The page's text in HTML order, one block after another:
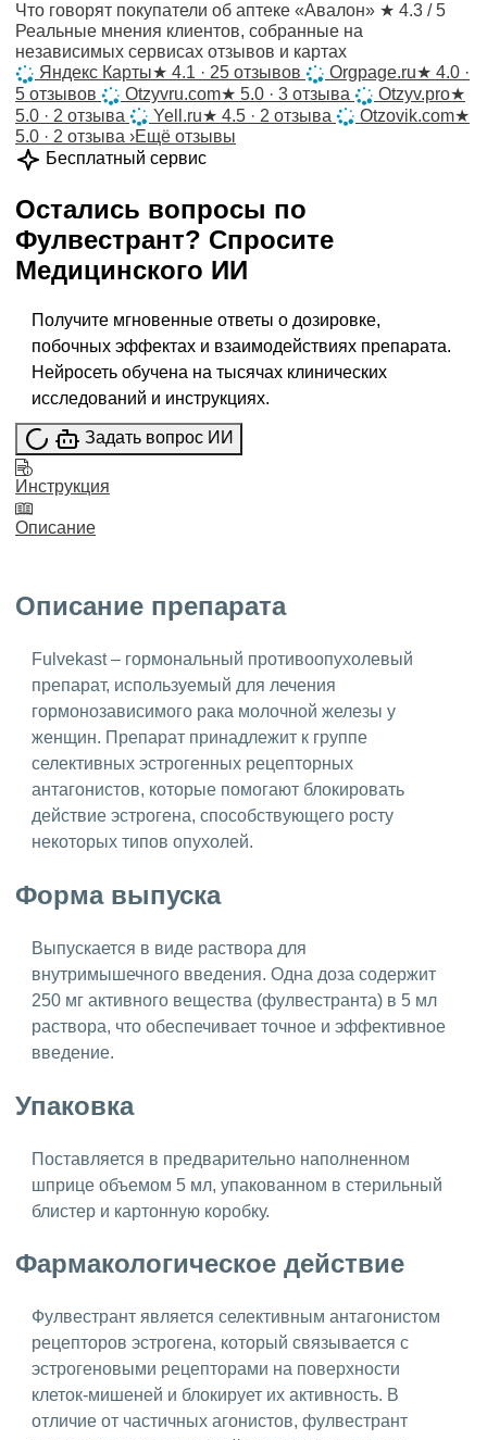
Что говорят покупатели об аптеке «Авалон» ★ 4.3 / 5
Реальные мнения клиентов, собранные на
независимых сервисах отзывов и картах
Яндекс Карты★ 4.1 · 25 отзывов Orgpage.ru★ 4.0 ·
5 отзывов
Otzyvru.com★ 5.0 · 3 отзыва Otzyv.pro★
5.0 · 2 отзыва
Yell.ru★ 4.5 · 2 отзыва Otzovik.com★
5.0 · 2 отзыва ›Ещё отзывы
Бесплатный сервис
Остались вопросы по
Фулвестрант? Спросите
Медицинского ИИ
Получите мгновенные ответы о дозировке,
побочных эффектах и взаимодействиях препарата.
Нейросеть обучена на тысячах клинических
исследований и инструкциях.
Задать вопрос ИИ
Инструкция
Описание
Описание препарата
Fulvekast – гормональный противоопухолевый
препарат, используемый для лечения
гормонозависимого рака молочной железы у
женщин. Препарат принадлежит к группе
селективных эстрогенных рецепторных
антагонистов, которые помогают блокировать
действие эстрогена, способствующего росту
некоторых типов опухолей.
Форма выпуска
Выпускается в виде раствора для
внутримышечного введения. Одна доза содержит
250 мг активного вещества (фулвестранта) в 5 мл
раствора, что обеспечивает точное и эффективное
введение.
Упаковка
Поставляется в предварительно наполненном
шприце объемом 5 мл, упакованном в стерильный
блистер и картонную коробку.
Фармакологическое действие
Фулвестрант является селективным антагонистом
рецепторов эстрогена, который связывается с
эстрогеновыми рецепторами на поверхности
клеток-мишеней и блокирует их активность. В
отличие от частичных агонистов, фулвестрант